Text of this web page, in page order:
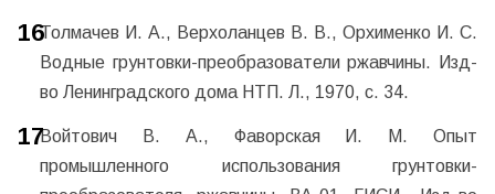
Толмачев И. А., Верхоланцев В. В., Орхименко И. С.
Водные грунтовки-преобразователи ржавчины. Изд-
во Ленинградского дома НТП. Л., 1970, с. 34.
Войтович В. А., Фаворская И. М. Опыт
промышленного использования грунтовки-